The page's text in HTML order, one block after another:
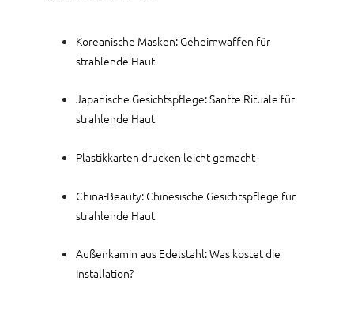
Koreanische Masken: Geheimwaffen für
strahlende Haut
Japanische Gesichtspflege: Sanfte Rituale für
strahlende Haut
Plastikkarten drucken leicht gemacht
China-Beauty: Chinesische Gesichtspflege für
strahlende Haut
Außenkamin aus Edelstahl: Was kostet die
Installation?